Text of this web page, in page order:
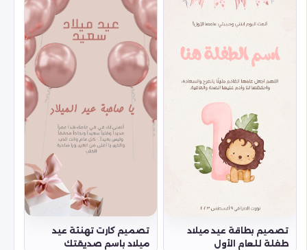
تصميم بطاقة عيد ميلاد
طفلة للعام الأول
تصميم كارت تهنئة عيد
ميلاد باسم صديقتك